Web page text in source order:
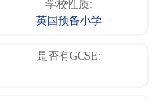
学校性质:
英国预备小学
是否有GCSE: